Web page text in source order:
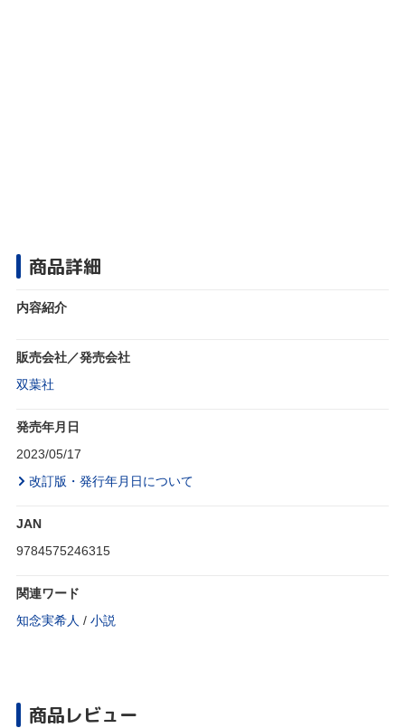
商品詳細
内容紹介
販売会社／発売会社
双葉社
発売年月日
2023/05/17
改訂版・発行年月日について
JAN
9784575246315
関連ワード
知念実希人 / 小説
商品レビュー